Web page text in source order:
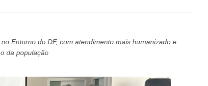
Entorno do DF, com atendimento mais humanizado e
da população